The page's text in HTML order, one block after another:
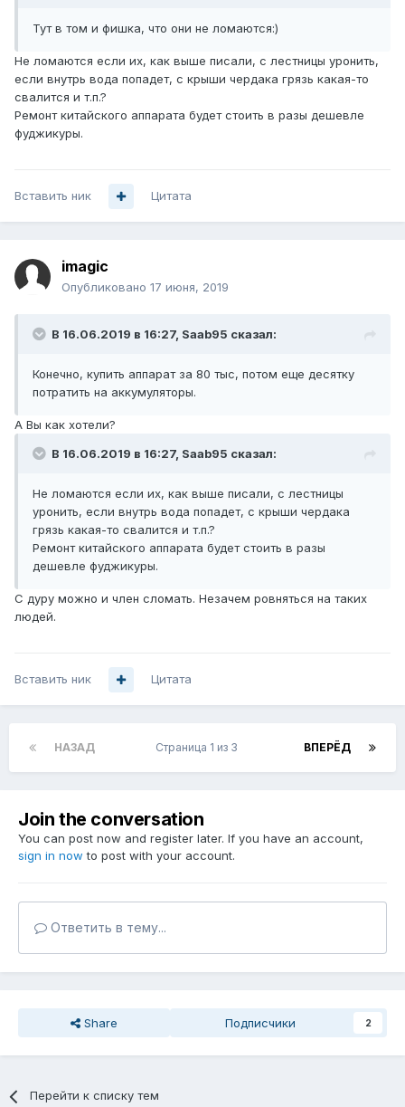
Тут в том и фишка, что они не ломаются:)
Не ломаются если их, как выше писали, с лестницы уронить,
если внутрь вода попадет, с крыши чердака грязь какая-то
свалится и т.п.?
Ремонт китайского аппарата будет стоить в разы дешевле
фуджикуры.
Вставить ник Цитата
imagic
Опубликовано 17 июня, 2019
В 16.06.2019 в 16:27, Saab95 сказал:
Конечно, купить аппарат за 80 тыс, потом еще десятку
потратить на аккумуляторы.
А Вы как хотели?
В 16.06.2019 в 16:27, Saab95 сказал:
Не ломаются если их, как выше писали, с лестницы
уронить, если внутрь вода попадет, с крыши чердака
грязь какая-то свалится и т.п.?
Ремонт китайского аппарата будет стоить в разы
дешевле фуджикуры.
С дуру можно и член сломать. Незачем ровняться на таких
людей.
Вставить ник Цитата
НАЗАД ВПЕРЁД
Страница 1 из 3
Join the conversation
You can post now and register later. If you have an account,
sign in now to post with your account.
Ответить в тему...
Share Подписчики 2
Перейти к списку тем